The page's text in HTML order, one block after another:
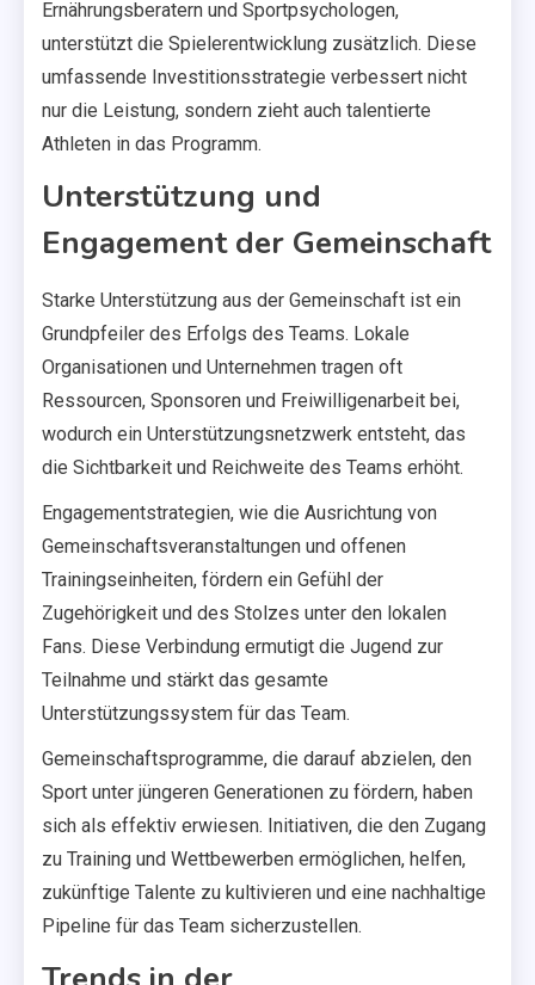
Ernährungsberatern und Sportpsychologen,
unterstützt die Spielerentwicklung zusätzlich. Diese
umfassende Investitionsstrategie verbessert nicht
nur die Leistung, sondern zieht auch talentierte
Athleten in das Programm.
Unterstützung und
Engagement der Gemeinschaft
Starke Unterstützung aus der Gemeinschaft ist ein
Grundpfeiler des Erfolgs des Teams. Lokale
Organisationen und Unternehmen tragen oft
Ressourcen, Sponsoren und Freiwilligenarbeit bei,
wodurch ein Unterstützungsnetzwerk entsteht, das
die Sichtbarkeit und Reichweite des Teams erhöht.
Engagementstrategien, wie die Ausrichtung von
Gemeinschaftsveranstaltungen und offenen
Trainingseinheiten, fördern ein Gefühl der
Zugehörigkeit und des Stolzes unter den lokalen
Fans. Diese Verbindung ermutigt die Jugend zur
Teilnahme und stärkt das gesamte
Unterstützungssystem für das Team.
Gemeinschaftsprogramme, die darauf abzielen, den
Sport unter jüngeren Generationen zu fördern, haben
sich als effektiv erwiesen. Initiativen, die den Zugang
zu Training und Wettbewerben ermöglichen, helfen,
zukünftige Talente zu kultivieren und eine nachhaltige
Pipeline für das Team sicherzustellen.